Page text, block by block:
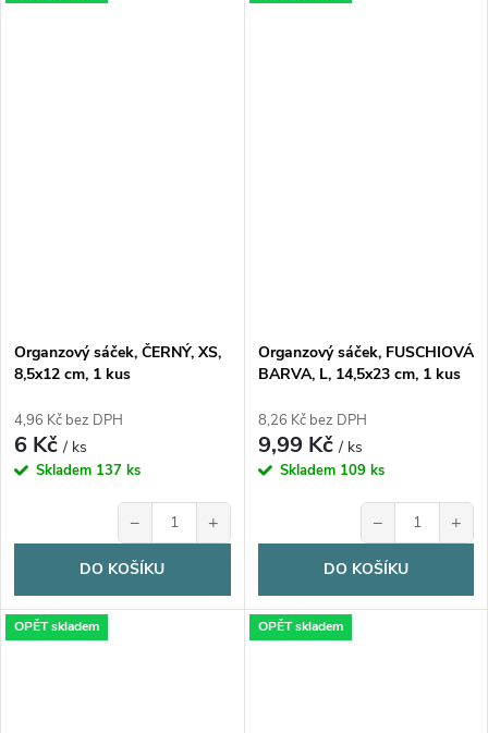
Organzový sáček, ČERNÝ, XS,
8,5x12 cm, 1 kus
4,96 Kč bez DPH
6 Kč/ ks
Skladem 137 ks
− +
DO KOŠÍKU
Organzový sáček, FUSCHIOVÁ
BARVA, L, 14,5x23 cm, 1 kus
8,26 Kč bez DPH
9,99 Kč/ ks
Skladem 109 ks
− +
DO KOŠÍKU
OPĚT skladem OPĚT skladem